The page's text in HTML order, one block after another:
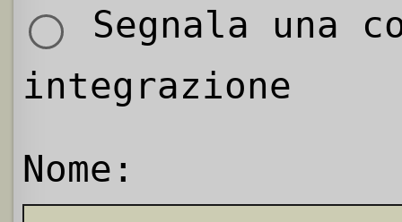
Segnala una
integrazione
Nome: